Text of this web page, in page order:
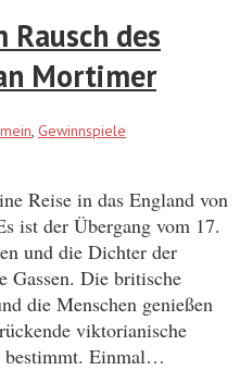
Rausch des
Mortimer
, Gewinnspiele
Reise in das England von
ist der Übergang vom 17.
und die Dichter der
Gassen. Die britische
die Menschen genießen
viktorianische
Einmal…